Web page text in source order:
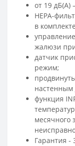
от 19
HEPA-
в
жалюзи
датчик
режим;
настенным
функция
месячного
Гарантия -